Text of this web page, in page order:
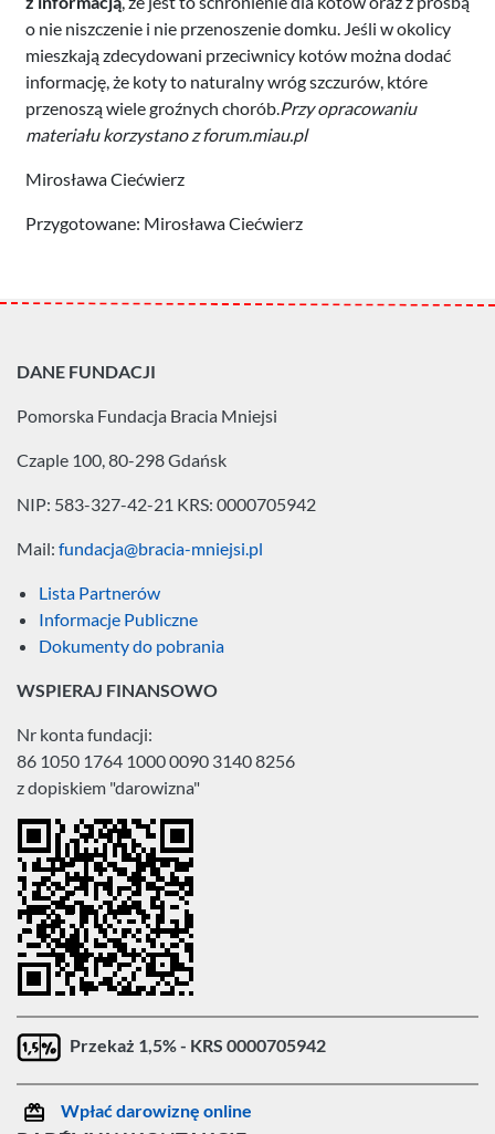
o nie niszczenie i nie przenoszenie domku. Jeśli w okolicy
mieszkają zdecydowani przeciwnicy kotów można dodać
informację, że koty to naturalny wróg szczurów, które
przenoszą wiele groźnych chorób.Przy opracowaniu
materiału korzystano z forum.miau.pl
Mirosława Ciećwierz
Przygotowane: Mirosława Ciećwierz
DANE FUNDACJI
Pomorska Fundacja Bracia Mniejsi
Czaple 100, 80-298 Gdańsk
NIP: 583-327-42-21 KRS: 0000705942
Mail: fundacja@bracia-mniejsi.pl
Lista Partnerów
Informacje Publiczne
Dokumenty do pobrania
WSPIERAJ FINANSOWO
Nr konta fundacji:
86 1050 1764 1000 0090 3140 8256
z dopiskiem "darowizna"
Przekaż 1,5% - KRS 0000705942
Wpłać darowiznę online